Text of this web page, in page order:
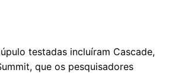
testadas incluíram Cascade,
que os pesquisadores